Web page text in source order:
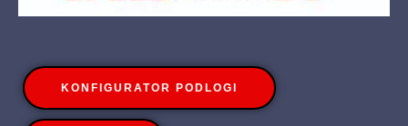
KONFIGURATOR PODLOGI